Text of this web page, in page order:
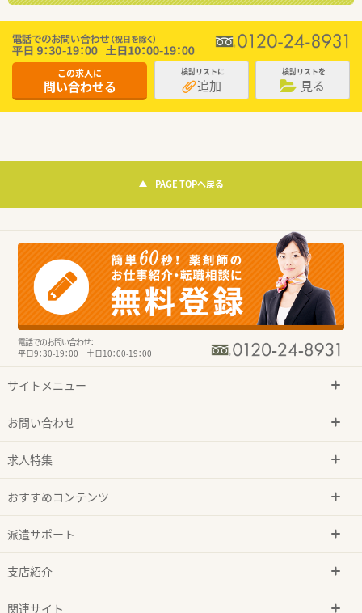
この求人に
問い合わせる
検討リストに
追加
検討リストを
見る
PAGE TOPへ戻る
電話でのお問い合わせ：
平日9：30-19：00 土日10：00-19：00
サイトメニュー
お問い合わせ
求人特集
おすすめコンテンツ
派遣サポート
支店紹介
関連サイト